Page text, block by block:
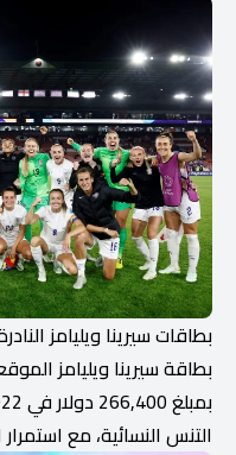
بطاقات سيرينا ويليامز
التنس النسائية، مع